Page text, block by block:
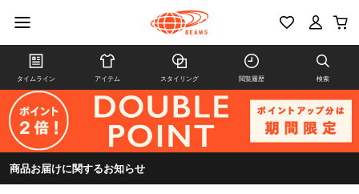
タイムライン アイテム スタイリング 閲覧履歴 検索
商品お届けに関するお知らせ